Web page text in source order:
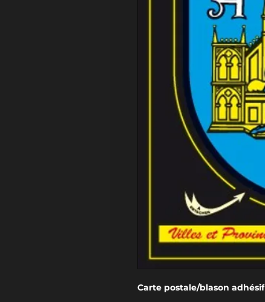
Carte postale/blason adhésif